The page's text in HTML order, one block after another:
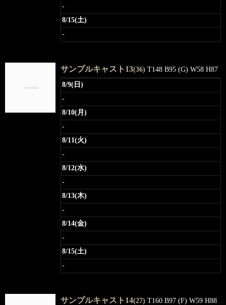
-
8/15(土)
-
サンプルキャスト13(36) T148 B95 (G) W58 H87
8/9(日)
-
8/10(月)
-
8/11(火)
-
8/12(水)
-
8/13(木)
-
8/14(金)
-
8/15(土)
-
サンプルキャスト14(27) T160 B97 (F) W59 H88